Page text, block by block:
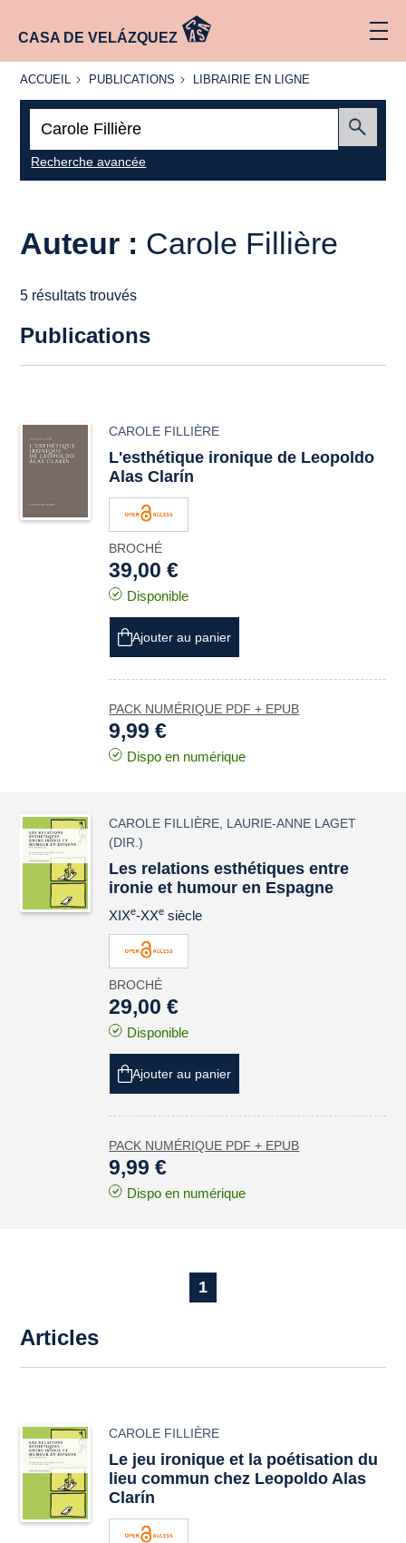
CASA DE VELÁZQUEZ
ACCUEIL
ACCUEIL PUBLICATIONS
PUBLICATIONS
LIBRAIRIE
LIBRAIRIE EN LIGNE
Recherche avancée
Auteur : Carole Fillière
5 résultats trouvés
Publications
CAROLE FILLIÈRE
L'esthétique ironique de Leopoldo
Alas Clarín
BROCHÉ
39,00 €
Disponible
Ajouter au panier
PACK NUMÉRIQUE PDF + EPUB
9,99 €
Dispo en numérique
CAROLE FILLIÈRE LAURIE-ANNE LAGET
(DIR.)
Les relations esthétiques entre
ironie et humour en Espagne
XIXe-XXe siècle
BROCHÉ
29,00 €
Disponible
Ajouter au panier
PACK NUMÉRIQUE PDF + EPUB
9,99 €
Dispo en numérique
1
Articles
CAROLE FILLIÈRE
Le jeu ironique et la poétisation du
lieu commun chez Leopoldo Alas
Clarín